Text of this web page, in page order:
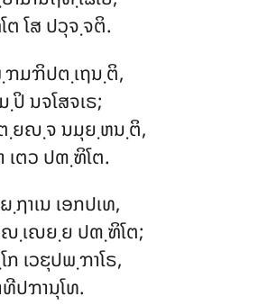
ໂສ ປວຸຈ຺ຈຕິ.
ຠມຠິປຕ຺ເຖນ຺ຕິ,
ນຈໂສຈເຣ;
ຍຎ຺ຈ ນມຸຍ຺ຫນ຺ຕິ,
ເຕວ ປຓ຺ຑິໂຕ.
າເນ ເອກປເທ,
ຎ຺ເຎຍ຺ຍ ປຓ຺ຑິໂຕ;
ເວຬຸປພ຺ຠາໂຣ,
ປຠານຸໂທ.